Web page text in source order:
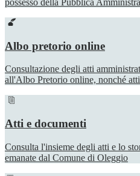
Albo pretorio online
Consultazione degli atti
all'Albo Pretorio online, nonché
Atti e documenti
Consulta l'insieme degli atti e lo
emanate dal Comune di Oleggio